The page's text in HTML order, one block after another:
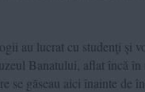
au lucrat cu studenţi şi
Banatului, aflat încă
se găseau aici înainte de